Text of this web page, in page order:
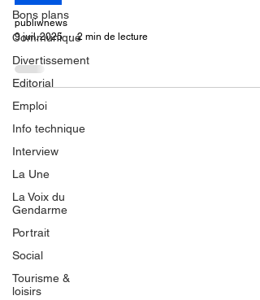
Bons plans
Communiqué
Divertissement
Editorial
Emploi
Info technique
Interview
La Une
La Voix du
Gendarme
Portrait
Social
Tourisme &
loisirs
publiwnews
9 juil. 2025
2 min de lecture